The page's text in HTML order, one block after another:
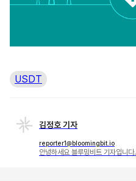
USDT
김정호 기자
reporter1@bloomingbit.io
안녕하세요 블루밍비트 기자입니다.